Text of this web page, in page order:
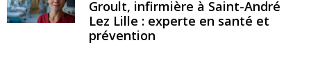
Groult, infirmière à Saint-André
Lez Lille : experte en santé et
prévention